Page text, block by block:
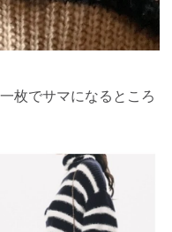
枚でサマになるところ